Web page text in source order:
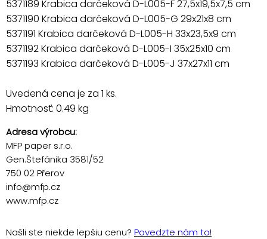
5371189 Krabica darčeková D-L005-F 27,5x19,5x7,5 cm
5371190 Krabica darčeková D-L005-G 29x21x8 cm
5371191 Krabica darčeková D-L005-H 33x23,5x9 cm
5371192 Krabica darčeková D-L005-I 35x25x10 cm
5371193 Krabica darčeková D-L005-J 37x27x11 cm
Uvedená cena je za 1 ks.
Hmotnosť: 0.49 kg
Adresa výrobcu:
MFP paper s.r.o.
Gen.Štefánika 3581/52
750 02 Přerov
info@mfp.cz
www.mfp.cz
Našli ste niekde lepšiu cenu? Povedzte nám to!